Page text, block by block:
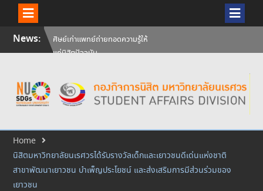
SkipNews:
ศิษย์เก่าแพทย์ถ่ายทอดความรู้ให้
แก่นิสิตปัจจุบัน
วันคล้ายวันสถาปนามหาวิทยาลัย
สัมภาษณ์นิสิตเพื่อพิจารณาเข้ารับ
ทุนการศึกษามหาวิทยาลัยนเรศวร
Home
นิสิตมหาวิทยาลัยนเรศวรได้รับรางวัลเด็กและเยาวชนดีเด่นแห่งชาติ
สาขาพัฒนาเยาวชน บำเพ็ญประโยชน์ และส่งเสริมการมีส่วนร่วมของ
เยาวชน